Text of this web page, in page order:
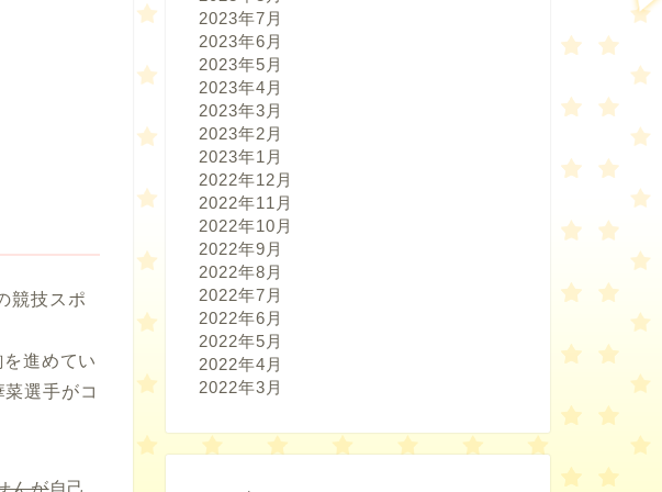
競技スポ
進めてい
選手がコ
んが自己
2023年7月
2023年6月
2023年5月
2023年4月
2023年3月
2023年2月
2023年1月
2022年12月
2022年11月
2022年10月
2022年9月
2022年8月
2022年7月
2022年6月
2022年5月
2022年4月
2022年3月